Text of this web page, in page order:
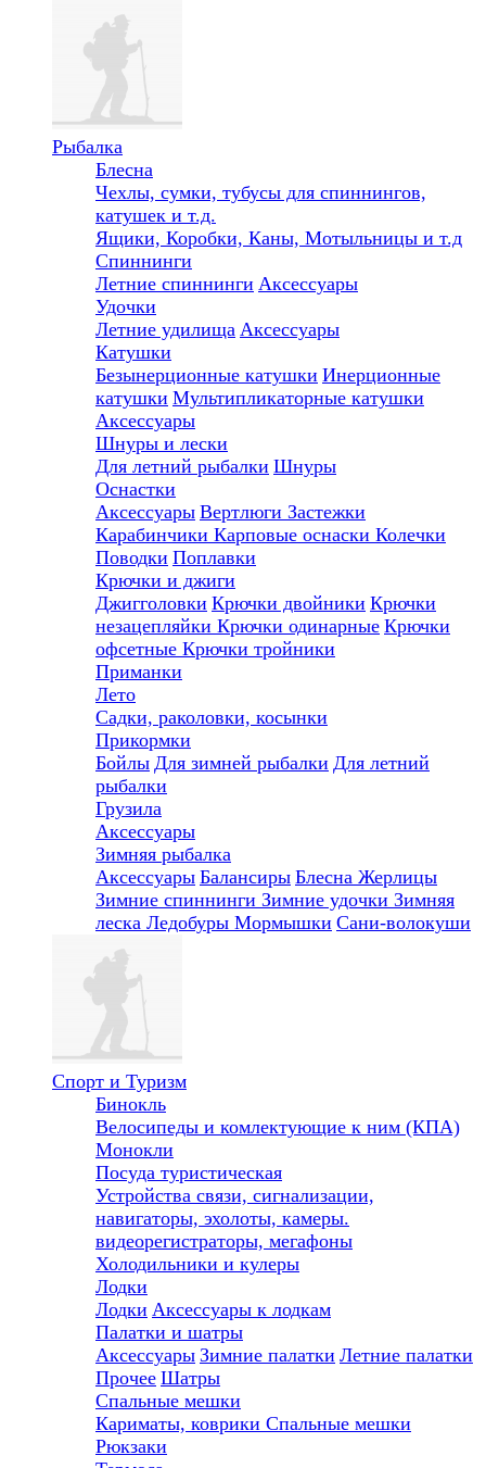
Рыбалка
Блесна
Чехлы, сумки, тубусы для спиннингов,
катушек и т.д.
Ящики, Коробки, Каны, Мотыльницы и т.д
Спиннинги
Летние спиннинги Аксессуары
Удочки
Летние удилища Аксессуары
Катушки
Безынерционные катушки Инерционные
катушки Мультипликаторные катушки
Аксессуары
Шнуры и лески
Для летний рыбалки Шнуры
Оснастки
Аксессуары Вертлюги Застежки
Карабинчики Карповые оснаски Колечки
Поводки Поплавки
Крючки и джиги
Джигголовки Крючки двойники Крючки
незацепляйки Крючки одинарные Крючки
офсетные Крючки тройники
Приманки
Лето
Садки, раколовки, косынки
Прикормки
Бойлы Для зимней рыбалки Для летний
рыбалки
Грузила
Аксессуары
Зимняя рыбалка
Аксессуары Балансиры Блесна Жерлицы
Зимние спиннинги Зимние удочки Зимняя
леска Ледобуры Мормышки Сани-волокуши
Спорт и Туризм
Бинокль
Велосипеды и комлектующие к ним (КПА)
Монокли
Посуда туристическая
Устройства связи, сигнализации,
навигаторы, эхолоты, камеры.
видеорегистраторы, мегафоны
Холодильники и кулеры
Лодки
Лодки Аксессуары к лодкам
Палатки и шатры
Аксессуары Зимние палатки Летние палатки
Прочее Шатры
Спальные мешки
Кариматы, коврики Спальные мешки
Рюкзаки